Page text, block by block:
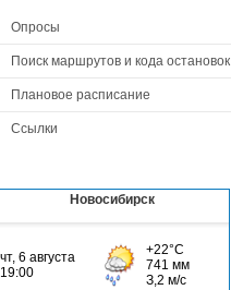
Опросы
Поиск маршрутов и кода остановок
Плановое расписание
Ссылки
Новосибирск